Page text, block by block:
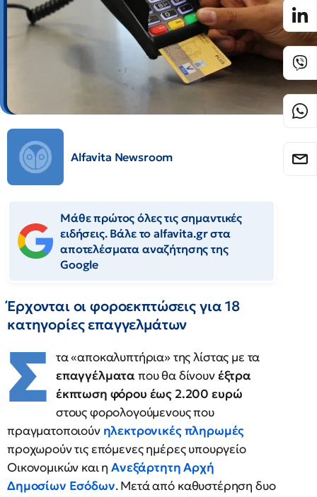
Alfavita Newsroom
Μάθε πρώτος όλες τις σημαντικές
ειδήσεις. Βάλε το alfavita.gr στα
αποτελέσματα αναζήτησης της
Google
Έρχονται οι φοροεκπτώσεις για 18
κατηγορίες επαγγελμάτων
Σ τα «αποκαλυπτήρια» της λίστας με τα
επαγγέλματα που θα δίνουνέξτρα
έκπτωση φόρου έως 2.200 ευρώ
στους φορολογούμενους που
πραγματοποιούν ηλεκτρονικές πληρωμές
προχωρούν τις επόμενες ημέρες υπουργείο
Οικονομικών και ηΑνεξάρτητη Αρχή
Δημοσίων Εσόδων. Μετά από καθυστέρηση δυο